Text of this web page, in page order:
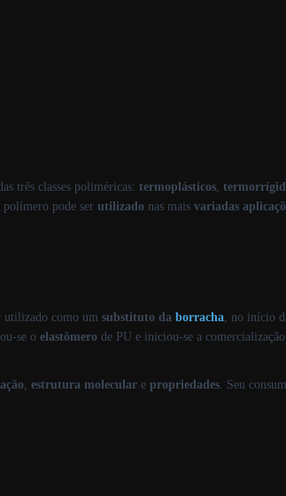
três classes poliméricas: termoplásticos
polímero pode ser utilizado nas mais variadas
utilizado como um substituto da borracha , no início
se o elastômero de PU e iniciou-se a
estrutura molecular e propriedades . Seu